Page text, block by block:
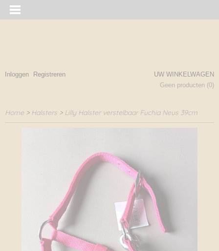
Inloggen Registreren
UW WINKELWAGEN
Geen producten (0)
Home > Halsters > Lilly Halster verstelbaar Fuchia Neus 39cm